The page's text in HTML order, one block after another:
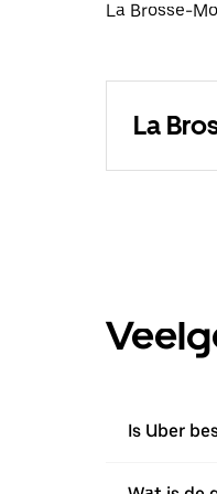
La Brosse-
La
Is Uber